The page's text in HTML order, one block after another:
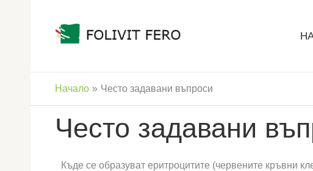
content
Начало Често задавани въпроси
Често задавани
Къде се образуват еритроцитите (червените кръвни